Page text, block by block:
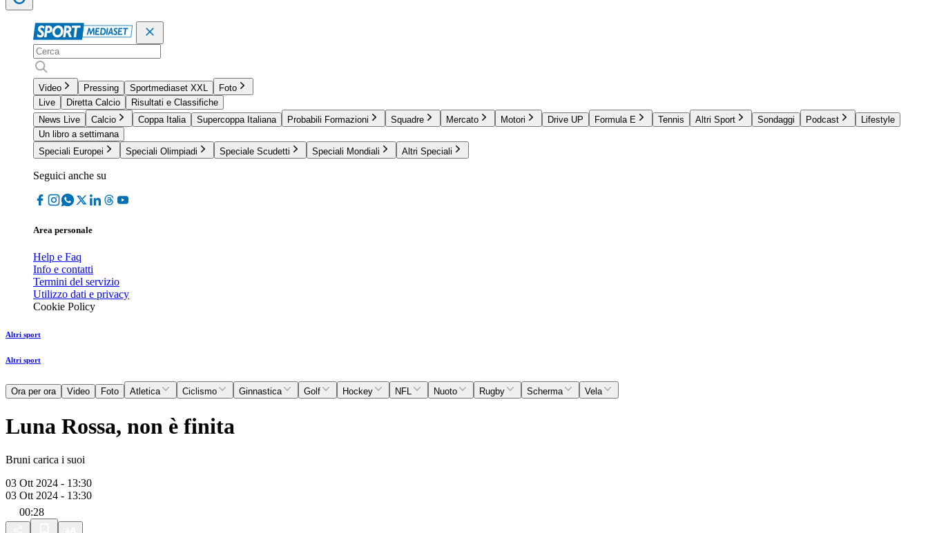
Video Pressing Sportmediaset XXL
Foto
Live
Diretta Calcio
Risultati e Classifiche
News Live
Calcio Coppa Italia Supercoppa Italiana Probabili Formazioni Squadre Mercato Motori Drive UP Formula E Tennis Altri Sport Sondaggi Podcast
Lifestyle
Un libro a settimana
Speciali Europei
Speciali Olimpiadi Speciale Scudetti Speciali Mondiali Altri Speciali
Seguici anche su
Area personale
Help e Faq
Info e contatti
Termini del servizio
Utilizzo dati e privacy
Cookie Policy
Altri sport
Altri sport
Ora per ora Video Foto Atletica Ciclismo Ginnastica Golf Hockey NFL Nuoto Rugby Scherma Vela
Luna Rossa, non è finita
Bruni carica i suoi
03 Ott 2024 - 13:30
03 Ott 2024 - 13:30
00:28